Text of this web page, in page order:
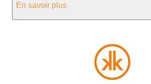
En savoir plus